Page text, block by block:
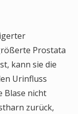
Prostata
kann sie die
Urinfluss
Blase nicht
zurück,